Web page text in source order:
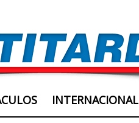
INTERNACIONAL